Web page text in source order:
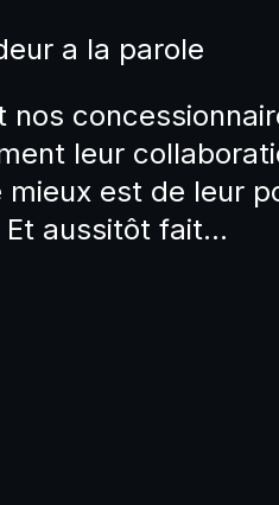
a la parole
nos
leur
mieux est de leur
Et aussitôt fait…